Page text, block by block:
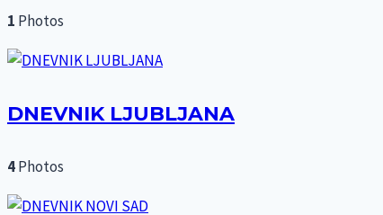
1 Photos
DNEVNIK LJUBLJANA
4Photos